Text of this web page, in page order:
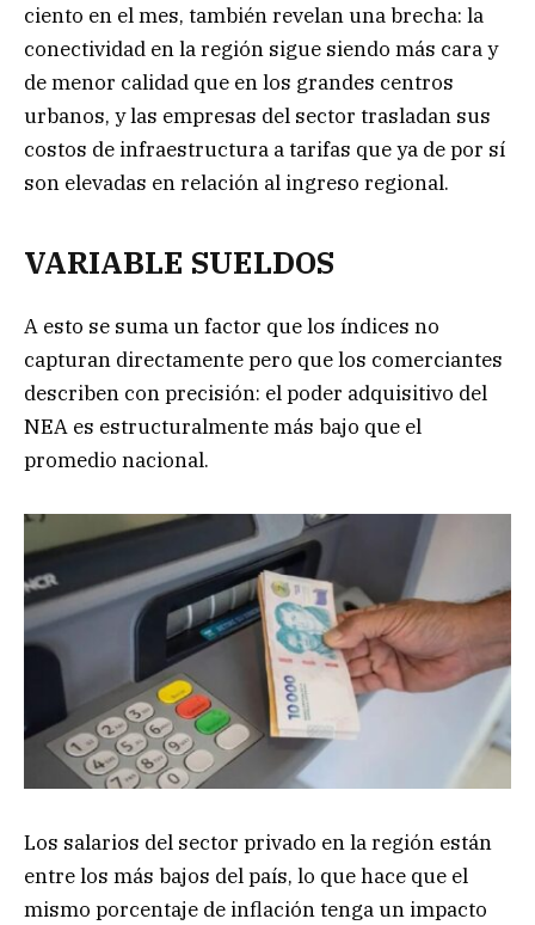
ciento en el mes, también revelan una brecha: la
conectividad en la región sigue siendo más cara y
de menor calidad que en los grandes centros
urbanos, y las empresas del sector trasladan sus
costos de infraestructura a tarifas que ya de por sí
son elevadas en relación al ingreso regional.
VARIABLE SUELDOS
A esto se suma un factor que los índices no
capturan directamente pero que los comerciantes
describen con precisión: el poder adquisitivo del
NEA es estructuralmente más bajo que el
promedio nacional.
Los salarios del sector privado en la región están
entre los más bajos del país, lo que hace que el
mismo porcentaje de inflación tenga un impacto